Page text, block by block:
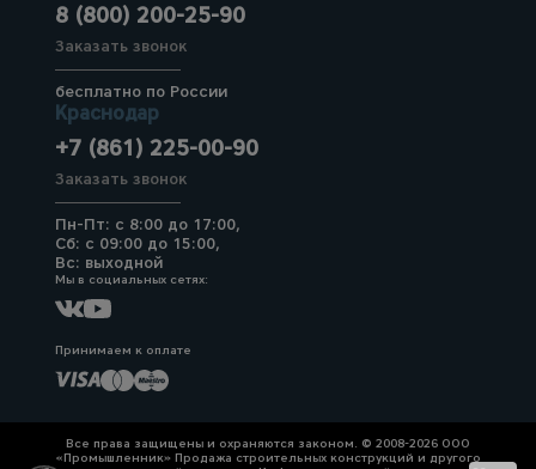
8 (800) 200-25-90
Заказать звонок
бесплатно по России
Краснодар
+7 (861) 225-00-90
Заказать звонок
Пн-Пт: с 8:00 до 17:00,
Сб: с 09:00 до 15:00,
Вс: выходной
Мы в социальных сетях:
Принимаем к оплате
Все права защищены и охраняются законом. © 2008-2026 ООО
«Промышленник» Продажа строительных конструкций и другого